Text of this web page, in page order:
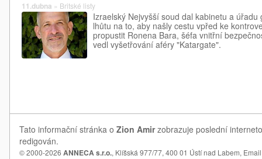
11.dubna » Britské listy
Izraelský Nejvyšší soud dal kabinetu a
lhůtu na to, aby našly cestu vpřed ke
propustit Ronena Bara, šéfa vnitřní
vedl vyšetřování aféry "Katargate".
Tato informační stránka o Zion Amirzobrazuje poslední
redigován.
© 2000-2026 ANNECA s.r.o., Klíšská 977/77, 400 01 Ústí nad Labem,